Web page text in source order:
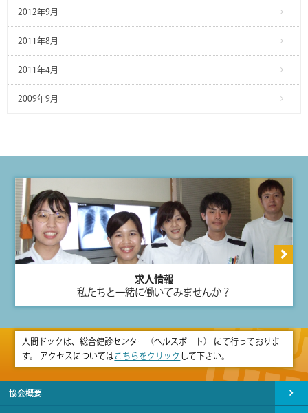
2012年9月
2011年8月
2011年4月
2009年9月
求人情報
私たちと一緒に働いてみませんか？
人間ドックは、総合健診センター（ヘルスポート） にて行っておりま
す。 アクセスについては こちらをクリック して下さい。
協会概要